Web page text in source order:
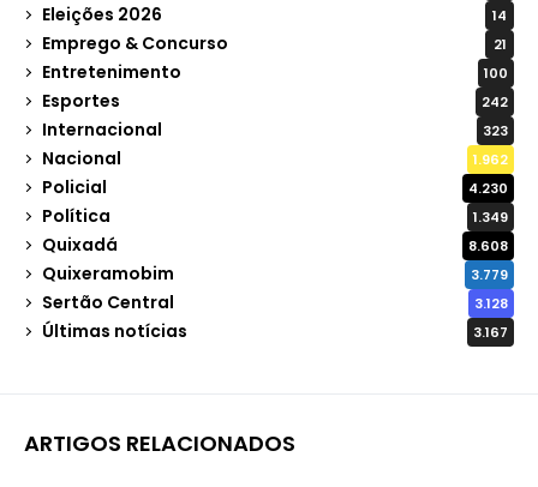
Eleições 2026 14
Emprego & Concurso 21
Entretenimento 100
Esportes 242
Internacional 323
Nacional 1.962
Policial 4.230
Política 1.349
Quixadá 8.608
Quixeramobim 3.779
Sertão Central 3.128
Últimas notícias 3.167
ARTIGOS RELACIONADOS